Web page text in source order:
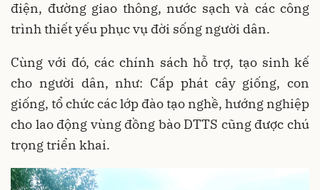
điện, đường giao thông, nước sạch và các công
trình thiết yếu phục vụ đời sống người dân.
Cùng với đó, các chính sách hỗ trợ, tạo sinh kế
cho người dân, như: Cấp phát cây giống, con
giống, tổ chức các lớp đào tạo nghề, hướng nghiệp
cho lao động vùng đồng bào DTTS cũng được chú
trọng triển khai.